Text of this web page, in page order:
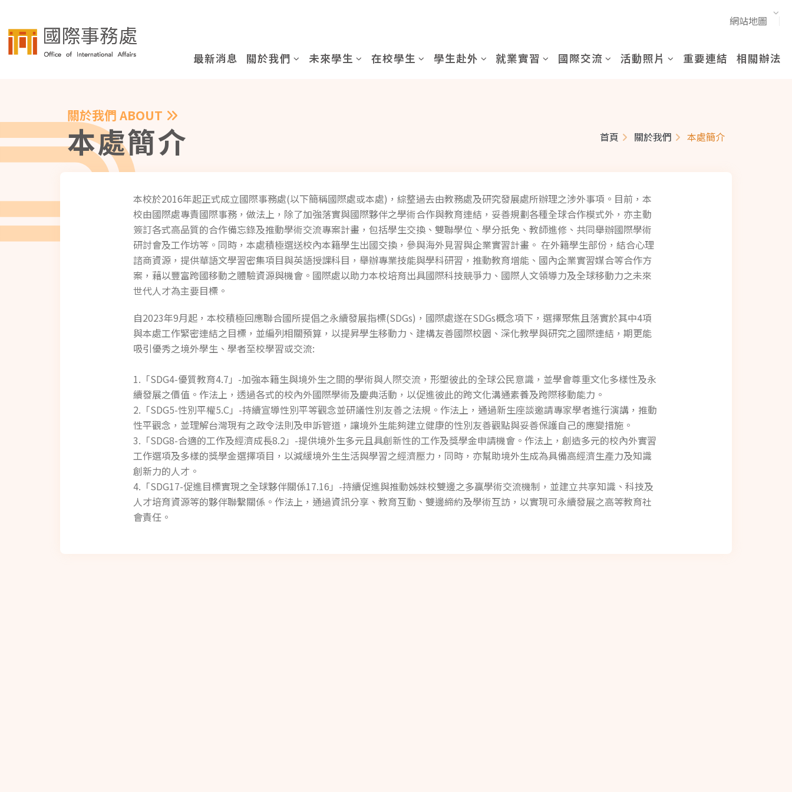
網站地圖
最新消息 關於我們 未來學生 在校學生 學生赴外 就業實習 國際交流 活動照片 重要連結 相關辦法
關於我們 ABOUT
本處簡介 首頁 關於我們 本處簡介
本校於2016年起正式成立國際事務處(以下簡稱國際處或本處)，綜整過去由教務處及研究發展處所辦理之涉外事項。目前，本
校由國際處專責國際事務，做法上，除了加強落實與國際夥伴之學術合作與教育連結，妥善規劃各種全球合作模式外，亦主動
簽訂各式高品質的合作備忘錄及推動學術交流專案計畫，包括學生交換、雙聯學位、學分扺免、教師進修、共同舉辦國際學術
研討會及工作坊等。同時，本處積極選送校內本籍學生出國交換，參與海外見習與企業實習計畫。 在外籍學生部份，結合心理
諮商資源，提供華語文學習密集項目與英語授課科目，舉辦專業技能與學科研習，推動教育增能、國內企業實習媒合等合作方
案，藉以豐富跨國移動之體驗資源與機會。國際處以助力本校培育出具國際科技競爭力、國際人文領導力及全球移動力之未來
世代人才為主要目標。
自2023年9月起，本校積極回應聯合國所提倡之永續發展指標(SDGs)，國際處遂在SDGs概念項下，選擇聚焦且落實於其中4項
與本處工作緊密連結之目標，並編列相關預算，以提昇學生移動力、建構友善國際校園、深化教學與研究之國際連結，期更能
吸引優秀之境外學生、學者至校學習或交流:
1.「SDG4-優質教育4.7」-加強本籍生與境外生之間的學術與人際交流，形塑彼此的全球公民意識，並學會尊重文化多樣性及永
續發展之價值。作法上，透過各式的校內外國際學術及慶典活動，以促進彼此的跨文化溝通素養及跨際移動能力。
2.「SDG5-性別平權5.C」-持續宣導性別平等觀念並研議性別友善之法規。作法上，通過新生座談邀請專家學者進行演講，推動
性平觀念，並理解台灣現有之政令法則及申訴管道，讓境外生能夠建立健康的性別友善觀點與妥善保護自己的應變措施。
3.「SDG8-合適的工作及經濟成長8.2」-提供境外生多元且具創新性的工作及獎學金申請機會。作法上，創造多元的校內外實習
工作選項及多樣的獎學金選擇項目，以減緩境外生生活與學習之經濟壓力，同時，亦幫助境外生成為具備高經濟生產力及知識
創新力的人才。
4.「SDG17-促進目標實現之全球夥伴關係17.16」-持續促進與推動姊妹校雙邊之多贏學術交流機制，並建立共享知識、科技及
人才培育資源等的夥伴聯繫關係。作法上，通過資訊分享、教育互動、雙邊締約及學術互訪，以實現可永續發展之高等教育社
會責任。